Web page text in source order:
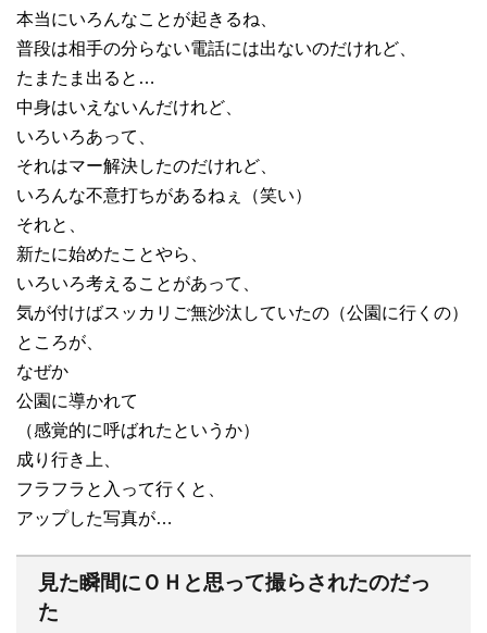
本当にいろんなことが起きるね、
普段は相手の分らない電話には出ないのだけれど、
たまたま出ると…
中身はいえないんだけれど、
いろいろあって、
それはマー解決したのだけれど、
いろんな不意打ちがあるねぇ（笑い）
それと、
新たに始めたことやら、
いろいろ考えることがあって、
気が付けばスッカリご無沙汰していたの（公園に行くの）
ところが、
なぜか
公園に導かれて
（感覚的に呼ばれたというか）
成り行き上、
フラフラと入って行くと、
アップした写真が…
見た瞬間にＯＨと思って撮らされたのだっ
た